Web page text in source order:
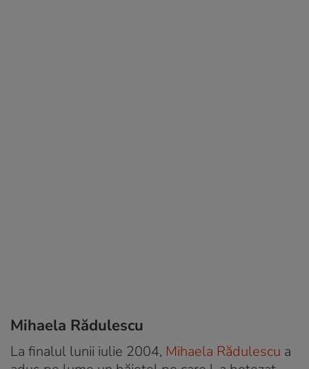
Mihaela Rădulescu
La finalul lunii iulie 2004, Mihaela Rădulescu a